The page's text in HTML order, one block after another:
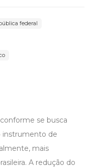
federal
se busca
instrumento de
mais
A redução do